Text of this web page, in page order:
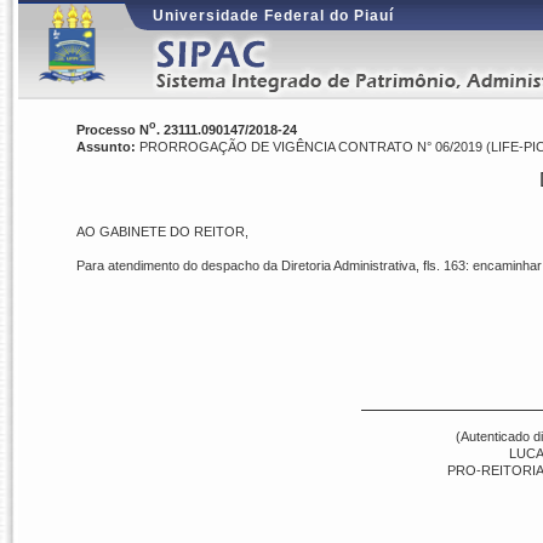
Universidade Federal do Piauí
Processo No. 23111.090147/2018-24
Assunto: PRORROGAÇÃO DE VIGÊNCIA CONTRATO N° 06/2019 (LIFE-
AO GABINETE DO REITOR,
Para atendimento do despacho da Diretoria Administrativa, fls. 163:
(Autenticado
PRO-